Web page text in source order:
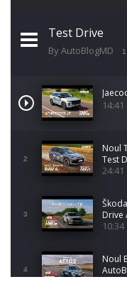
Test Drive
By AutoBlogMD 1
14:41
2
Noul
Test
24:41
3
Drive
10:34
4
Noul
17:35